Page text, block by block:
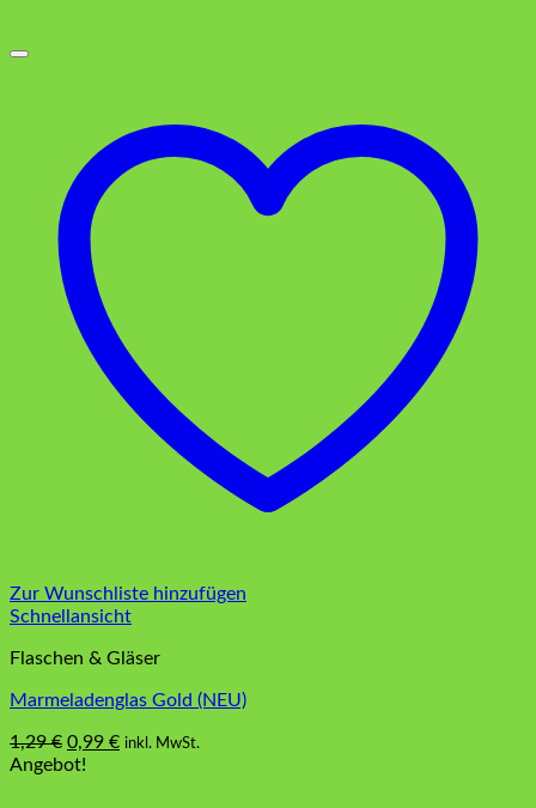
Zur Wunschliste hinzufügen
Schnellansicht
Flaschen & Gläser
Marmeladenglas Gold (NEU)
1,29€ Ursprünglicher
Preis
0,99 €Aktueller
inkl. MwSt.
Angebot!